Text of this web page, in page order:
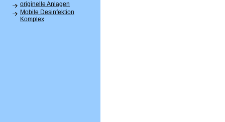
originelle Anlagen
Mobile Desinfektion
Komplex